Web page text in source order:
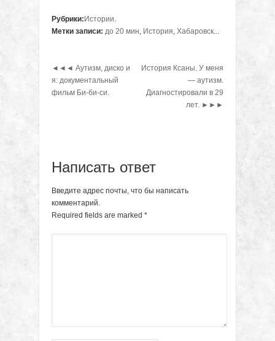
Рубрики: Истории.
Метки записи: до 20 мин, История, Хабаровск...
◄◄◄ Аутизм, диско и
я: документальный
фильм Би-би-си.
История Ксаны. У меня
— аутизм.
Диагностировали в 29
лет. ►►►
Написать ответ
Введите адрес почты, что бы написать
комментарий.
Required fields are marked *